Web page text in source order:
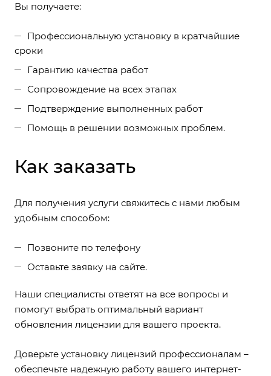
Вы получаете:
Профессиональную установку в кратчайшие
сроки
Гарантию качества работ
Сопровождение на всех этапах
Подтверждение выполненных работ
Помощь в решении возможных проблем.
Как заказать
Для получения услуги свяжитесь с нами любым
удобным способом:
Позвоните по телефону
Оставьте заявку на сайте.
Наши специалисты ответят на все вопросы и
помогут выбрать оптимальный вариант
обновления лицензии для вашего проекта.
Доверьте установку лицензий профессионалам –
обеспечьте надежную работу вашего интернет-